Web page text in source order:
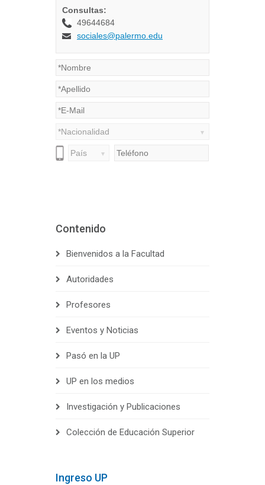
Contenido
Bienvenidos a la Facultad
Autoridades
Profesores
Eventos y Noticias
Pasó en la UP
UP en los medios
Investigación y Publicaciones
Colección de Educación Superior
Ingreso UP